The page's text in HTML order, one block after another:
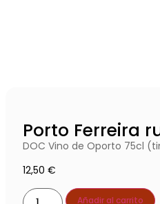
Porto Ferreira
DOC Vino de Oporto 75cl
12,50 €
Añadir al carrito